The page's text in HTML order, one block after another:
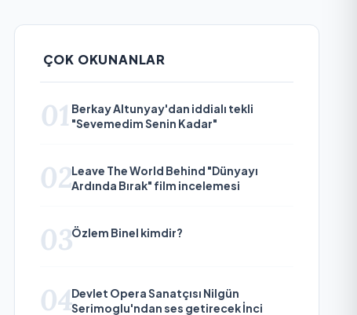
ÇOK OKUNANLAR
01 Berkay Altunyay'dan iddialı tekli
"Sevemedim Senin Kadar"
02Leave The World Behind "Dünyayı
Ardında Bırak" film incelemesi
03Özlem Binel kimdir?
04Devlet Opera Sanatçısı Nilgün
Serimoglu'ndan ses getirecek İnci